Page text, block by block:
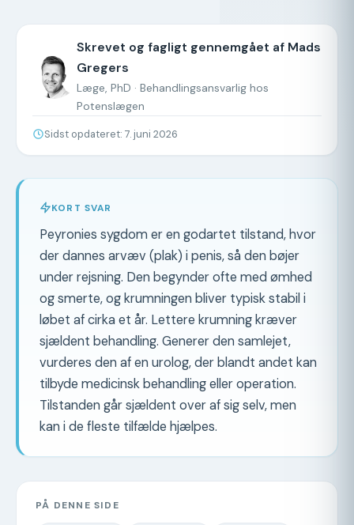
Skrevet og fagligt gennemgået af Mads
Gregers
Læge, PhD · Behandlingsansvarlig hos
Potenslægen
Sidst opdateret: 7. juni 2026
KORT SVAR
Peyronies sygdom er en godartet tilstand, hvor
der dannes arvæv (plak) i penis, så den bøjer
under rejsning. Den begynder ofte med ømhed
og smerte, og krumningen bliver typisk stabil i
løbet af cirka et år. Lettere krumning kræver
sjældent behandling. Generer den samlejet,
vurderes den af en urolog, der blandt andet kan
tilbyde medicinsk behandling eller operation.
Tilstanden går sjældent over af sig selv, men
kan i de fleste tilfælde hjælpes.
PÅ DENNE SIDE